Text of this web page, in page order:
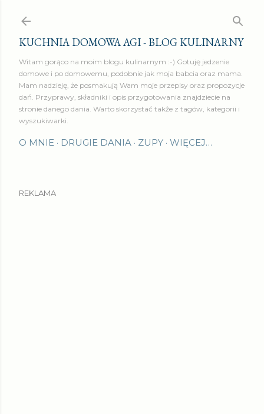
KUCHNIA DOMOWA AGI - BLOG KULINARNY
Witam gorąco na moim blogu kulinarnym :-) Gotuję jedzenie
domowe i po domowemu, podobnie jak moja babcia oraz mama.
Mam nadzieję, że posmakują Wam moje przepisy oraz propozycje
dań. Przyprawy, składniki i opis przygotowania znajdziecie na
stronie danego dania. Warto skorzystać także z tagów, kategorii i
wyszukiwarki.
O MNIE DRUGIE DANIA ZUPY WIĘCEJ…
REKLAMA